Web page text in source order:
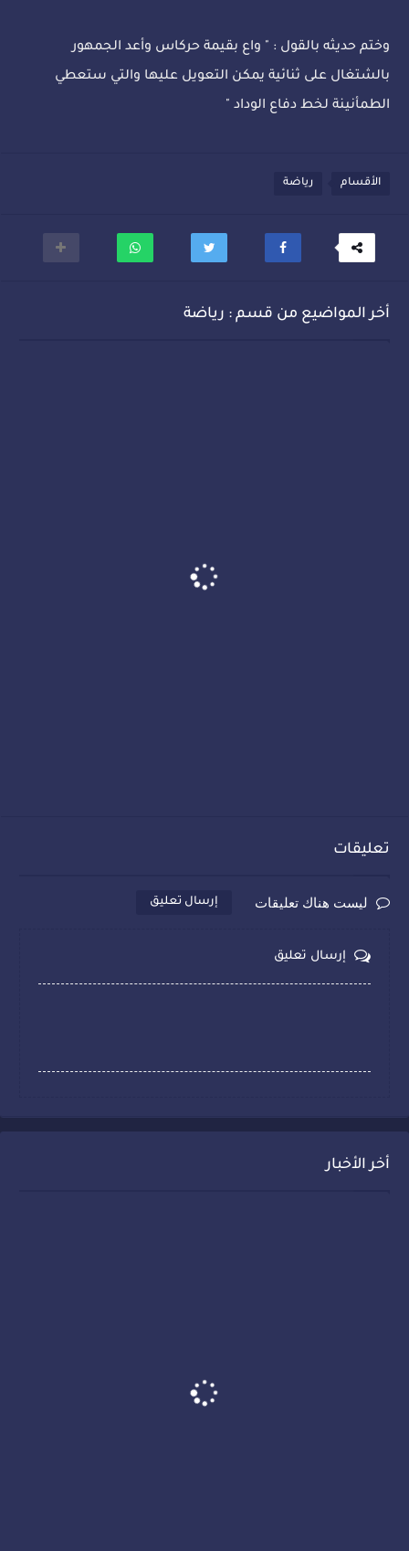
وختم حديثه بالقول : " واع بقيمة حركاس وأعد الجمهور
بالشتغال على ثنائية يمكن التعويل عليها والتي ستعطي
الطمأنينة لخط دفاع الوداد "
الأقسام رياضة
أخر المواضيع من قسم : رياضة
تعليقات
ليست هناك تعليقات إرسال تعليق
إرسال تعليق
أخر الأخبار